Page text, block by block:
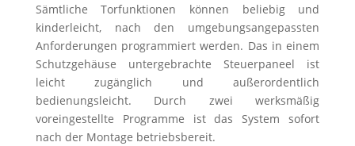
Sämtliche Torfunktionen können beliebig und
kinderleicht, nach den umgebungsangepassten
Anforderungen programmiert werden. Das in einem
Schutzgehäuse untergebrachte Steuerpaneel ist
leicht zugänglich und außerordentlich
bedienungsleicht. Durch zwei werksmäßig
voreingestellte Programme ist das System sofort
nach der Montage betriebsbereit.